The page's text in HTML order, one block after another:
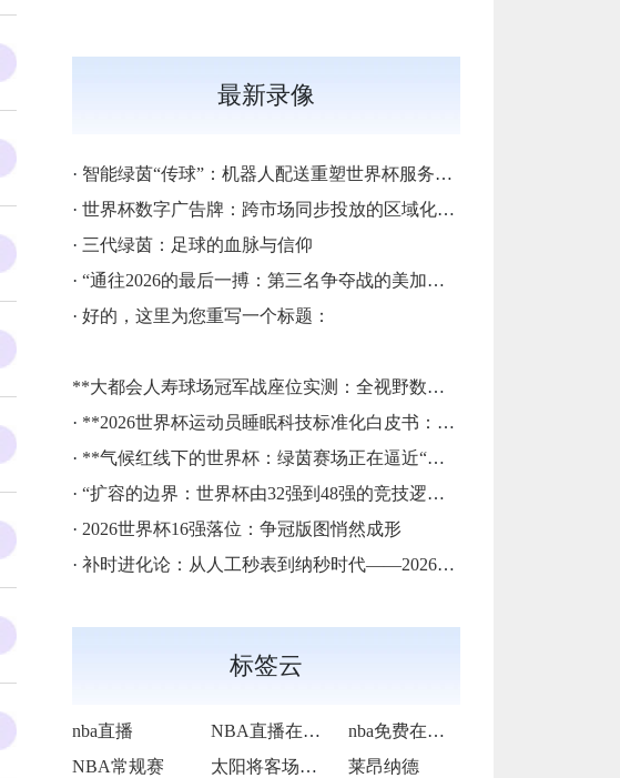
最新录像
· 智能绿茵“传球”：机器人配送重塑世界杯服务标杆
· 世界杯数字广告牌：跨市场同步投放的区域化定制方案
· 三代绿茵：足球的血脉与信仰
· “通往2026的最后一搏：第三名争夺战的美加墨门票生死局”
· 好的，这里为您重写一个标题：
**大都会人寿球场冠军战座位实测：全视野数据解析与等级精准评估**
· **2026世界杯运动员睡眠科技标准化白皮书：智能穿戴监测标准与认证体系框架**
· **气候红线下的世界杯：绿茵赛场正在逼近“不可承受之热”**
· “扩容的边界：世界杯由32强到48强的竞技逻辑与体系重塑”
· 2026世界杯16强落位：争冠版图悄然成形
· 补时进化论：从人工秒表到纳秒时代——2026世界杯计时规则展望
标签云
nba直播 NBA直播在线观看
nba免费在线高清直播
NBA常规赛
太阳将客场挑战步行者
莱昂纳德